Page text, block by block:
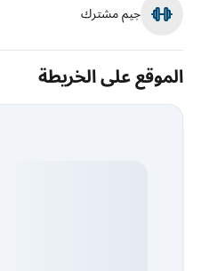
جيم مشترك
الموقع على الخريطة